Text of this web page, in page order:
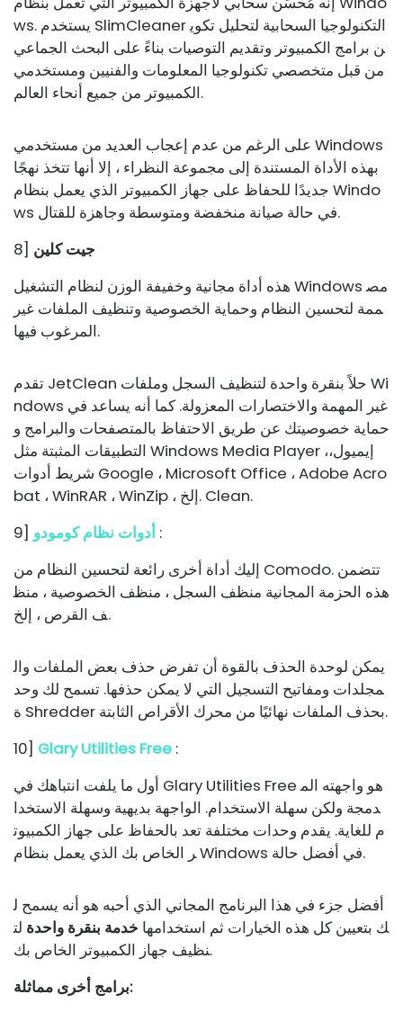
ws. يستخدم SlimCleaner التكنولوجيا السحابية لتحليل تكوي
ن برامج الكمبيوتر وتقديم التوصيات بناءً على البحث الجماعي
من قبل متخصصي تكنولوجيا المعلومات والفنيين ومستخدمي
الكمبيوتر من جميع أنحاء العالم.
على الرغم من عدم إعجاب العديد من مستخدمي Windows
بهذه الأداة المستندة إلى مجموعة النظراء ، إلا أنها تتخذ نهجًا
جديدًا للحفاظ على جهاز الكمبيوتر الذي يعمل بنظام Windo
ws في حالة صيانة منخفضة ومتوسطة وجاهزة للقتال.
8] جيت كلين
هذه أداة مجانية وخفيفة الوزن لنظام التشغيل Windows مص
ممة لتحسين النظام وحماية الخصوصية وتنظيف الملفات غير
المرغوب فيها.
تقدم JetClean حلاً بنقرة واحدة لتنظيف السجل وملفات Wi
ndows غير المهمة والاختصارات المعزولة. كما أنه يساعد في
حماية خصوصيتك عن طريق الاحتفاظ بالمتصفحات والبرامج و
التطبيقات المثبتة مثل Windows Media Player ، إيميول،
شريط أدوات Google ، Microsoft Office ، Adobe Acro
bat ، WinRAR ، WinZip ، إلخ. Clean.
9] أدوات نظام كومودو :
إليك أداة أخرى رائعة لتحسين النظام من Comodo. تتضمن
هذه الحزمة المجانية منظف السجل ، منظف الخصوصية ، منظ
ف القرص ، إلخ.
يمكن لوحدة الحذف بالقوة أن تفرض حذف بعض الملفات وال
مجلدات ومفاتيح التسجيل التي لا يمكن حذفها. تسمح لك وحد
ة Shredder بحذف الملفات نهائيًا من محرك الأقراص الثابتة.
10] Glary Utilities Free :
أول ما يلفت انتباهك في Glary Utilities Free هو واجهته الم
دمجة ولكن سهلة الاستخدام. الواجهة بديهية وسهلة الاستخدا
م للغاية. يقدم وحدات مختلفة تعد بالحفاظ على جهاز الكمبيوت
ر الخاص بك الذي يعمل بنظام Windows في أفضل حالة.
أفضل جزء في هذا البرنامج المجاني الذي أحبه هو أنه يسمح ل
ك بتعيين كل هذه الخيارات ثم استخدامها خدمة بنقرة واحدة لت
نظيف جهاز الكمبيوتر الخاص بك.
برامج أخرى مماثلة: